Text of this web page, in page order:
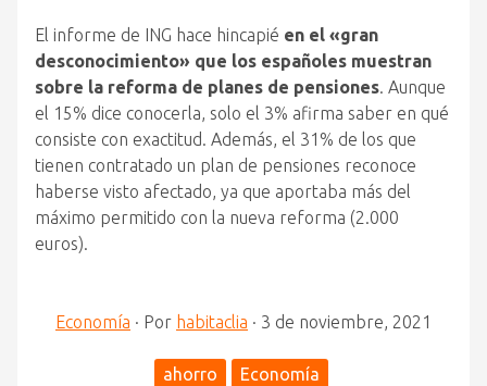
El informe de ING hace hincapié en el «gran
desconocimiento» que los españoles muestran
sobre la reforma de planes de pensiones. Aunque
el 15% dice conocerla, solo el 3% afirma saber en qué
consiste con exactitud. Además, el 31% de los que
tienen contratado un plan de pensiones reconoce
haberse visto afectado, ya que aportaba más del
máximo permitido con la nueva reforma (2.000
euros).
Economía · Por habitaclia · 3 de noviembre, 2021
ahorro Economía